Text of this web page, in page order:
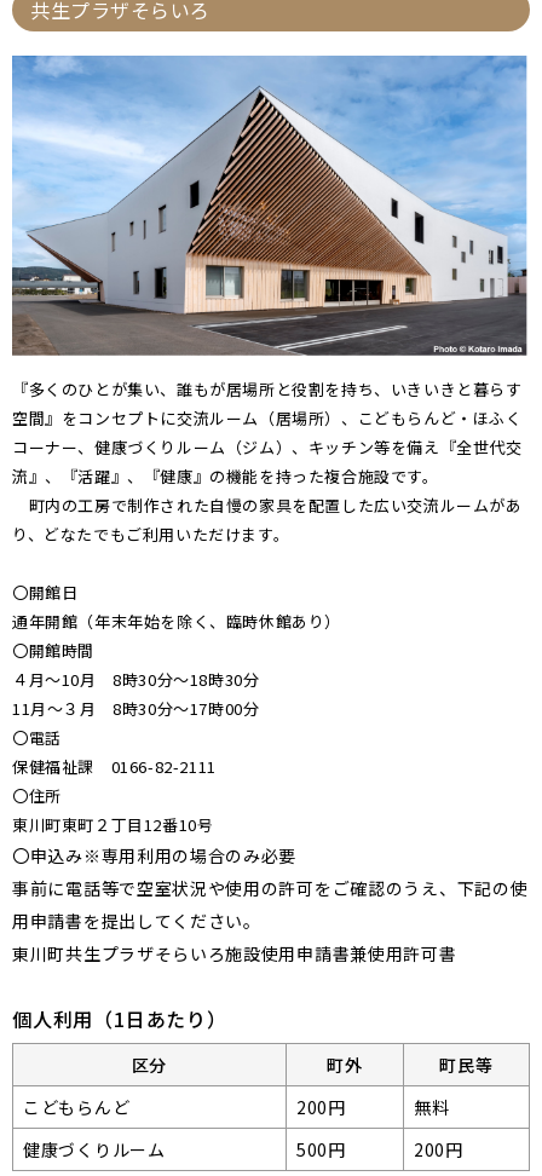
共生プラザそらいろ
『多くのひとが集い、誰もが居場所と役割を持ち、いきいきと暮らす
空間』をコンセプトに交流ルーム（居場所）、こどもらんど・ほふく
コーナー、健康づくりルーム（ジム）、キッチン等を備え『全世代交
流』、『活躍』、『健康』の機能を持った複合施設です。
町内の工房で制作された自慢の家具を配置した広い交流ルームがあ
り、どなたでもご利用いただけます。
〇開館日
通年開館（年末年始を除く、臨時休館あり）
〇開館時間
４月～10月 8時30分～18時30分
11月～３月 8時30分～17時00分
〇電話
保健福祉課 0166-82-2111
〇住所
東川町東町２丁目12番10号
〇申込み※専用利用の場合のみ必要
事前に電話等で空室状況や使用の許可をご確認のうえ、下記の使
用申請書を提出してください。
東川町共生プラザそらいろ施設使用申請書兼使用許可書
個人利用（1日あたり）
区分 町外
町民等
こどもらんど
200円
無料
健康づくりルーム
500円 200円